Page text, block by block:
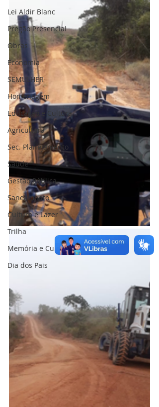
Lei Aldir Blanc
Pregão Presencial
Obras
Economia
SEMULHER
Homenagem
Educação e Cultura
Agricultura
Sec. Planejamento
Saúde
Gestão Pública
Saneamento
Cultura e Lazer
Trilha
Memória e Cultura
Dia dos Pais